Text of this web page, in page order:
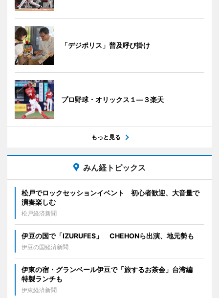
「デジポリス」普及呼び掛け
プロ野球・オリックス１―３楽天
もっと見る
みん経トピックス
松戸でロックセッションイベント 初心者歓迎、大音量で
演奏楽しむ
松戸経済新聞
伊豆の国で「IZURUFES」 CHEHONら出演、地元勢も
伊豆の国経済新聞
伊東の宿・グランベール伊豆で「旅するお茶会」台湾編
特製ランチも
伊東経済新聞